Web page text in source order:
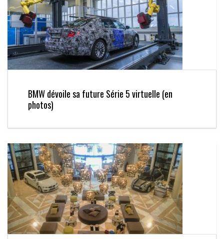
BMW dévoile sa future Série 5 virtuelle (en
photos)